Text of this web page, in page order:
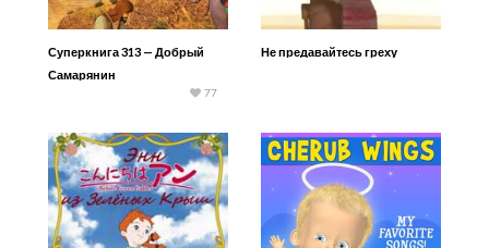
Суперкнига 313 — Добрый
Самарянин
77
Не предавайтесь греху